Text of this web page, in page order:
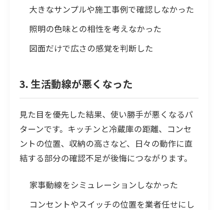
大きなサンプルや施工事例で確認しなかった
照明の色味との相性を考えなかった
図面だけで広さの感覚を判断した
3. 生活動線が悪くなった
見た目を優先した結果、使い勝手が悪くなるパ
ターンです。キッチンと冷蔵庫の距離、コンセ
ントの位置、収納の高さなど、日々の動作に直
結する部分の確認不足が後悔につながります。
家事動線をシミュレーションしなかった
コンセントやスイッチの位置を業者任せにし